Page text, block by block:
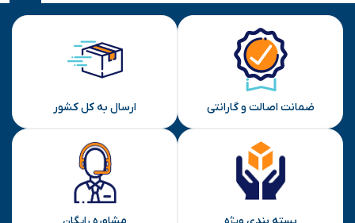
ضمانت اصالت و گارانتی ارسال به کل کشور